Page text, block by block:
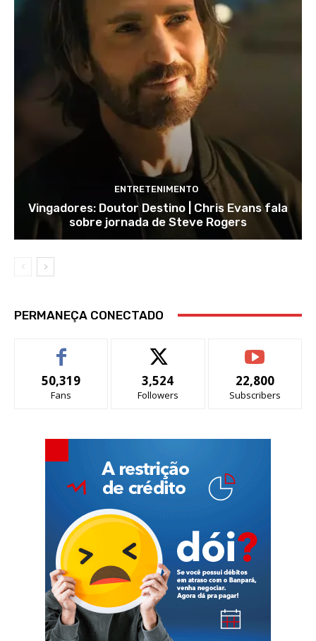
ENTRETENIMENTO
Vingadores: Doutor Destino | Chris Evans fala
sobre jornada de Steve Rogers
PERMANEÇA CONECTADO
50,319
Fans
3,524
Followers
22,800
Subscribers